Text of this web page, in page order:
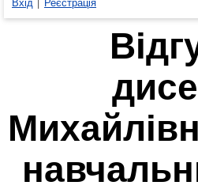
Вхід Реєстрація